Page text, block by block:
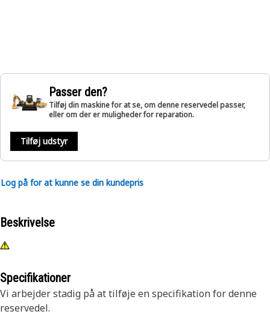
Passer den?
Tilføj din maskine for at se, om denne reservedel passer,
eller om der er muligheder for reparation.
Tilføj udstyr
Log på for at kunne se din kundepris
Beskrivelse
Specifikationer
Vi arbejder stadig på at tilføje en specifikation for denne
reservedel.